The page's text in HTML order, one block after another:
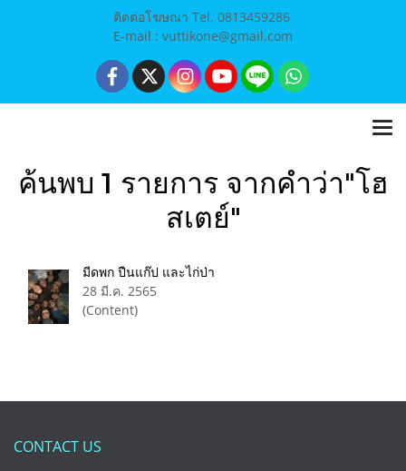
ติดต่อโฆษณา Tel. 0813459286
E-mail : vuttikone@gmail.com
ค้นพบ 1 รายการ จากคำว่า"โฮ
สเตย์"
มีดพก ปืนแก๊ป และไก่ป่า
28 มี.ค. 2565
(Content)
CONTACT US